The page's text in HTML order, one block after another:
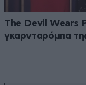
The Devil Wears
γκαρνταρόμπα